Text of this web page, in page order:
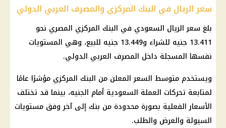
سعر الريال في البنك المركزي والمصرف العربي الدولي
بلغ سعر الريال السعودي في البنك المركزي المصري نحو
13.411 جنيه للشراء و13.449 جنيه للبيع، وهي المستويات
نفسها المسجلة داخل المصرف العربي الدولي.
ويستخدم متوسط السعر المعلن من البنك المركزي مؤشرًا عامًا
لمتابعة تحركات العملة السعودية أمام الجنيه، بينما قد تختلف
الأسعار الفعلية بصورة محدودة من بنك إلى آخر وفق مستويات
السيولة والعرض والطلب.